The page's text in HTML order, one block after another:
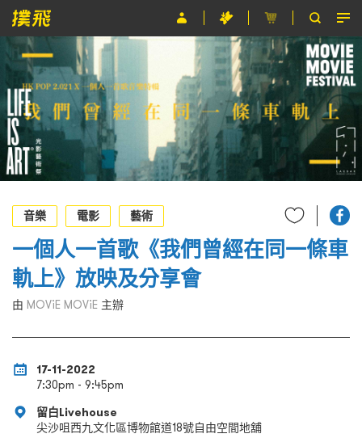
節目
主辦單位
關於撲飛
條款及細則
EN
音樂
電影 藝術
一個人一首歌《我們曾經在同一條車
軌上》放映及分享會
由 MOViE MOViE 主辦
17-11-2022
7:30pm - 9:45pm
留白Livehouse
尖沙咀西九文化區博物館道18號自由空間地舖